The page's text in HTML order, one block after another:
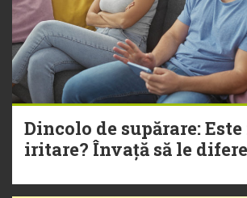
Dincolo de supărare:
iritare? Învață să le